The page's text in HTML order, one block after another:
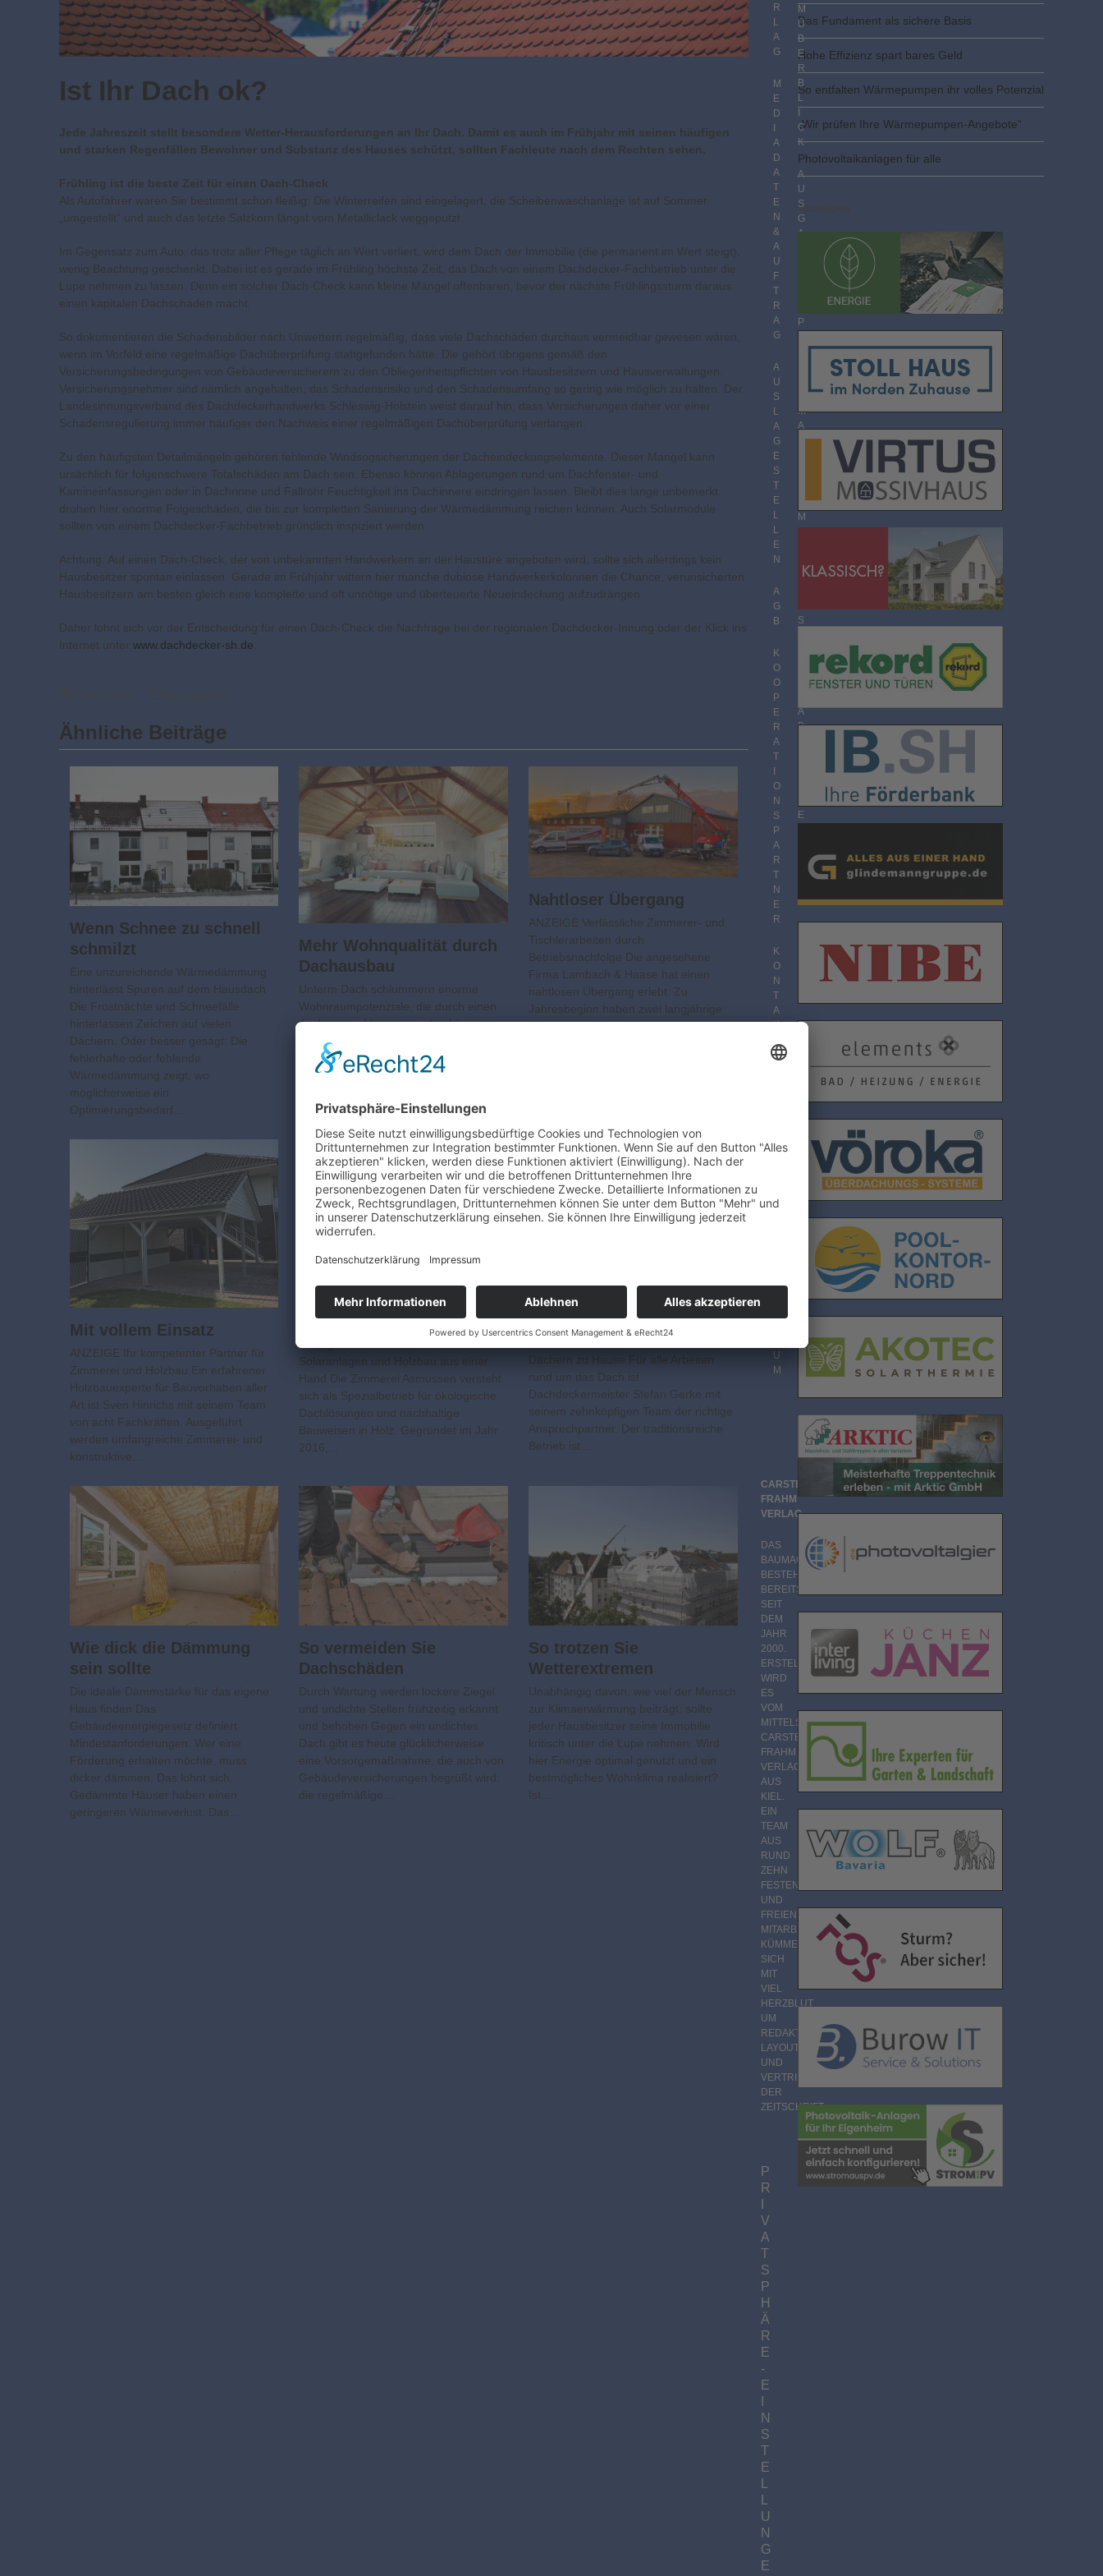
Ist Ihr Dach ok?
Jede Jahreszeit stellt besondere Wetter-Herausforderungen an Ihr Dach. Damit es auch im Frühjahr mit seinen häufigen
und starken Regenfällen Bewohner und Substanz des Hauses schützt, sollten Fachleute nach dem Rechten sehen.
Frühling ist die beste Zeit für einen Dach-Check
Als Autofahrer waren Sie bestimmt schon fleißig: Die Winterreifen sind eingelagert, die Scheibenwaschanlage ist auf Sommer
„umgestellt“ und auch das letzte Salzkorn längst vom Metalliclack weggeputzt.
Im Gegensatz zum Auto, das trotz aller Pflege täglich an Wert verliert, wird dem Dach der Immobilie (die permanent im Wert steigt),
wenig Beachtung geschenkt. Dabei ist es gerade im Frühling höchste Zeit, das Dach von einem Dachdecker-Fachbetrieb unter die
Lupe nehmen zu lassen. Denn ein solcher Dach-Check kann kleine Mängel offenbaren, bevor der nächste Frühlingssturm daraus
einen kapitalen Dachschaden macht.
So dokumentieren die Schadensbilder nach Unwettern regelmäßig, dass viele Dachschäden durchaus vermeidbar gewesen wären,
wenn im Vorfeld eine regelmäßige Dachüberprüfung stattgefunden hätte. Die gehört übrigens gemäß den
Versicherungsbedingungen von Gebäudeversicherern zu den Obliegenheitspflichten von Hausbesitzern und Hausverwaltungen.
Versicherungsnehmer sind nämlich angehalten, das Schadensrisiko und den Schadensumfang so gering wie möglich zu halten. Der
Landesinnungsverband des Dachdeckerhandwerks Schleswig-Holstein weist darauf hin, dass Versicherungen daher vor einer
Schadensregulierung immer häufiger den Nachweis einer regelmäßigen Dachüberprüfung verlangen.
Zu den häufigsten Detailmängeln gehören fehlende Windsogsicherungen der Dacheindeckungselemente. Dieser Mangel kann
ursächlich für folgenschwere Totalschäden am Dach sein. Ebenso können Ablagerungen rund um Dachfenster- und
Kamineinfassungen oder in Dachrinne und Fallrohr Feuchtigkeit ins Dachinnere eindringen lassen. Bleibt dies lange unbemerkt,
drohen hier enorme Folgeschäden, die bis zur kompletten Sanierung der Wärmedämmung reichen können. Auch Solarmodule
sollten von einem Dachdecker-Fachbetrieb gründlich inspiziert werden.
Achtung: Auf einen Dach-Check, der von unbekannten Handwerkern an der Haustüre angeboten wird, sollte sich allerdings kein
Hausbesitzer spontan einlassen. Gerade im Frühjahr wittern hier manche dubiose Handwerkerkolonnen die Chance, verunsicherten
Hausbesitzern am besten gleich eine komplette und oft unnötige und überteuerte Neueindeckung aufzudrängen.
Daher lohnt sich vor der Entscheidung für einen Dach-Check die Nachfrage bei der regionalen Dachdecker-Innung oder der Klick ins
Internet unter www.dachdecker-sh.de
Ähnliche Beiträge
Wenn Schnee zu schnell
schmilzt
Eine unzureichende Wärmedämmung
hinterlässt Spuren auf dem Hausdach
Die Frostnächte und Schneefälle
hinterlassen Zeichen auf vielen
Dächern. Oder besser gesagt: Die
fehlerhafte oder fehlende
Wärmedämmung zeigt, wo
möglicherweise ein
Optimierungsbedarf…
Mehr Wohnqualität durch
Dachausbau
Unterm Dach schlummern enorme
Wohnraumpotenziale, die durch einen
Ausbau erschlossen werden können
Bauland und Wohnraum sind knapp und
deshalb teuer. Ein Weg, trotzdem relativ
günstig mehr Wohnraum zu generieren,
Nahtloser Übergang
ANZEIGE Verlässliche Zimmerer- und
Tischlerarbeiten durch
Betriebsnachfolge Die angesehene
Firma Lambach & Haase hat einen
nahtlosen Übergang erlebt. Zu
Jahresbeginn haben zwei langjährige
Mitarbeiter die Betriebsnachfolge
Mit vollem Einsatz
ANZEIGE Ihr kompetenter Partner für
Zimmerei und Holzbau Ein erfahrener
Holzbauexperte für Bauvorhaben aller
Art ist Sven Hinrichs mit seinem Team
von acht Fachkräften. Ausgeführt
werden umfangreiche Zimmerei- und
konstruktive…
Dachlösungen vom
Fachmann
Solaranlagen und Holzbau aus einer
Hand Die Zimmerei Asmussen versteht
sich als Spezialbetrieb für ökologische
Dachlösungen und nachhaltige
Bauweisen in Holz. Gegründet im Jahr
2016,…
Alles rund ums Dach
Gerke GmbH ist auf norddeutschen
Dächern zu Hause Für alle Arbeiten
rund um das Dach ist
Dachdeckermeister Stefan Gerke mit
seinem zehnköpfigen Team der richtige
Ansprechpartner. Der traditionsreiche
Betrieb ist…
Wie dick die Dämmung
sein sollte
Die ideale Dämmstärke für das eigene
Haus finden Das
Gebäudeenergiegesetz definiert
Mindestanforderungen. Wer eine
Förderung erhalten möchte, muss
dicker dämmen. Das lohnt sich.
Gedämmte Häuser haben einen
geringeren Wärmeverlust. Das…
So vermeiden Sie
Dachschäden
Durch Wartung werden lockere Ziegel
und undichte Stellen frühzeitig erkannt
und behoben Gegen ein undichtes
Dach gibt es heute glücklicherweise
eine Vorsorgemaßnahme, die auch von
Gebäudeversicherungen begrüßt wird:
die regelmäßige…
So trotzen Sie
Wetterextremen
Unabhängig davon, wie viel der Mensch
zur Klimaerwärmung beiträgt, sollte
jeder Hausbesitzer seine Immobilie
kritisch unter die Lupe nehmen: Wird
hier Energie optimal genutzt und ein
bestmögliches Wohnklima realisiert?
Ist…
Das Fundament als sichere Basis
Hohe Effizienz spart bares Geld
So entfalten Wärmepumpen ihr volles Potenzial
„Wir prüfen Ihre Wärmepumpen-Angebote“
Photovoltaik­­anlagen für alle
Anzeigen
R
L
A
G
M
E
D
A
D
A
T
E
N
&
A
U
F
T
R
A
G
A
U
S
L
A
G
E
S
T
E
L
L
E
N
A
G
B
K
O
O
P
E
R
A
T
O
N
S
P
A
R
T
N
E
R
K
O
N
T
A
K
S
T
U
M
M
Ü
B
E
R
B
L
C
K
A
U
S
G
A
P
M
A
M
B
S
A
B
E
CARSTEN
FRAHM
VERLAG
DAS
BAUMAGAZIN
BESTEHT
BEREITS
SEIT
DEM
JAHR
2000.
ERSTELLT
WIRD
ES
VOM
MITTELSTÄNDISCHEN
CARSTEN
FRAHM
VERLAG
AUS
KIEL.
EIN
TEAM
AUS
RUND
ZEHN
FESTEN
UND
FREIEN
MITARBEITERN
KÜMMERT
SICH
MIT
VIEL
HERZBLUT
UM
REDAKTION,
LAYOUT
UND
VERTRIEB
DER
ZEITSCHRIFT.
P
R
V
A
T
S
P
H
Ä
R
E
-
E
N
S
T
E
U
N
G
E